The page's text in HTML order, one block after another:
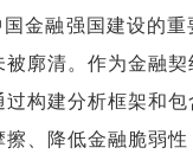
金融强国建设的
廓清。作为金融
构建分析框架和
、降低金融脆弱